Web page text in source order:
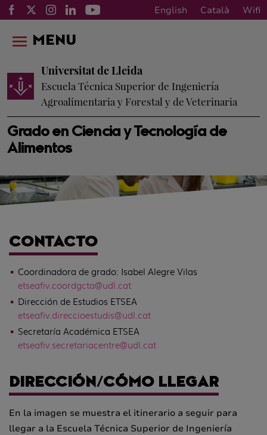
English Català Wifi
Grado en Ciencia y Tecnología de
Alimentos
Universitat de Lleida
Escuela Técnica Superior de Ingeniería
Agroalimentaria y Forestal y de Veterinaria
MENU
CONTACTO
Coordinadora de grado: Isabel Alegre Vilas
etseafiv.coordgcta@udl.cat
Dirección de Estudios ETSEA
etseafiv.direccioestudis@udl.cat
Secretaría Académica ETSEA
etseafiv.secretariacentre@udl.cat
DIRECCIÓN/CÓMO LLEGAR
En la imagen se muestra el itinerario a seguir para
llegar a la Escuela Técnica Superior de Ingeniería